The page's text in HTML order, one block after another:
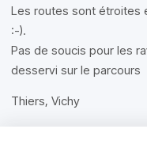
Les routes sont étroites
:-).
Pas de soucis pour les
desservi sur le parcours
Thiers, Vichy